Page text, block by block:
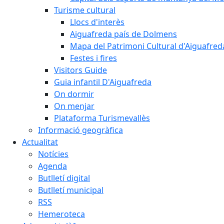
Turisme cultural
Llocs d'interès
Aiguafreda país de Dolmens
Mapa del Patrimoni Cultural
Festes i fires
Visitors Guide
Guia infantil D'Aiguafreda
On dormir
On menjar
Plataforma Turismevallès
Informació geogràfica
Actualitat
Notícies
Agenda
Butlletí digital
Butlletí municipal
RSS
Hemeroteca